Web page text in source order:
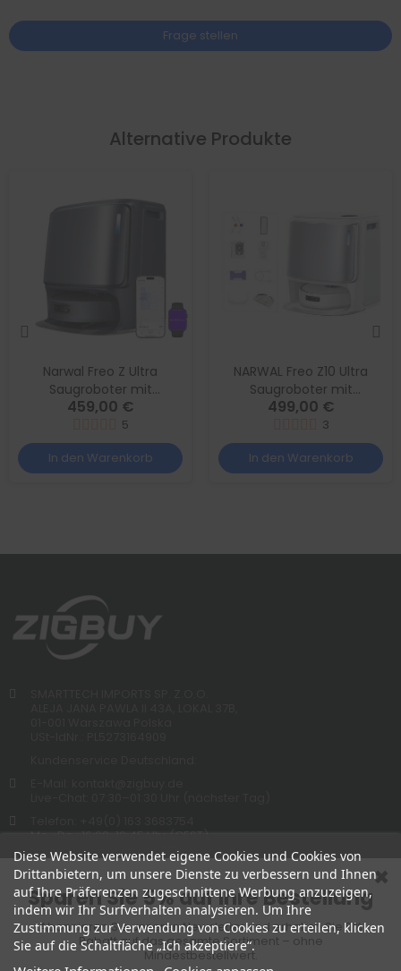
Frage stellen
Alternative Produkte
Narwal Freo Z Ultra
Saugroboter mit
Wischfunktion | Dual HD
KI-Kamera & 12.000Pa
Tornado-Saugleistung
459,00 €
5
In den Warenkorb
NARWAL Freo Z10 Ultra
Saugroboter mit
Wischfunktion 18.000 Pa,
KI-Objekterkennung
499,00 €
3
In den Warenkorb
Diese Website verwendet eigene Cookies und Cookies von
Drittanbietern, um unsere Dienste zu verbessern und Ihnen
auf Ihre Präferenzen zugeschnittene Werbung anzuzeigen,
indem wir Ihr Surfverhalten analysieren. Um Ihre
Zustimmung zur Verwendung von Cookies zu erteilen, klicken
Sie auf die Schaltfläche „Ich akzeptiere“.
Mo.-Do.: 16:00-19:45 Uhr (CEST)
Fr.-So.: 12:00-19:45 Uhr (CEST)
Sparen Sie 5% auf Ihre Bestellung
Abonnieren Sie unseren Newsletter und erhalten Sie 5%
Rabatt auf das gesamte Sortiment – ohne
Mindestbestellwert.